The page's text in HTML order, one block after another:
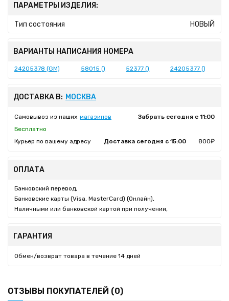
ПАРАМЕТРЫ ИЗДЕЛИЯ:
Тип состояния НОВЫЙ
ВАРИАНТЫ НАПИСАНИЯ НОМЕРА
24205378 (GM) 58015 () 52377 () 24205377 ()
ДОСТАВКА В: МОСКВА
Самовывоз из наших магазинов
Забрать сегодня с 11:00
Бесплатно
Курьер по вашему адресу
Доставка сегодня с 15:00 800₽
ОПЛАТА
Банковский перевод,
Банковские карты (Visa, MasterCard) (Онлайн),
Наличными или банковской картой при получении,
ГАРАНТИЯ
Обмен/возврат товара в течение 14 дней
ОТЗЫВЫ ПОКУПАТЕЛЕЙ (0)